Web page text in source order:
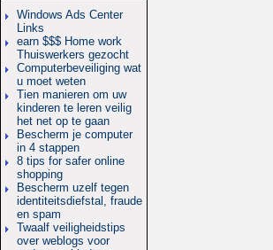
Windows Ads Center
Links
earn $$$ Home work
Thuiswerkers gezocht
Computerbeveiliging wat
u moet weten
Tien manieren om uw
kinderen te leren veilig
het net op te gaan
Bescherm je computer
in 4 stappen
8 tips for safer online
shopping
Bescherm uzelf tegen
identiteitsdiefstal, fraude
en spam
Twaalf veiligheidstips
over weblogs voor